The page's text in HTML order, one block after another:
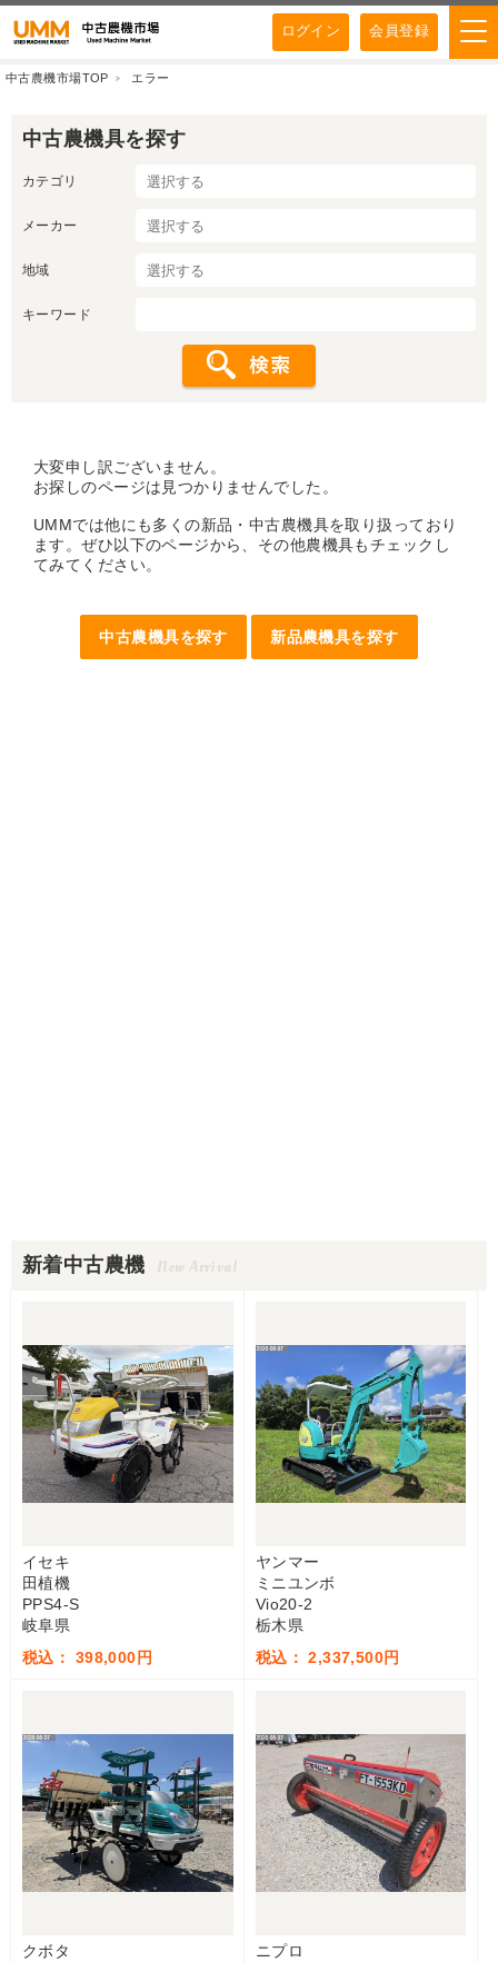
ログイン 会員登録
中古農機市場TOP エラー
中古農機具を探す
カテゴリ
メーカー
地域
キーワード
大変申し訳ございません。
お探しのページは見つかりませんでした。
UMMでは他にも多くの新品・中古農機具を取り扱っており
ます。ぜひ以下のページから、その他農機具もチェックし
てみてください。
中古農機具を探す 新品農機具を探す
新着中古農機 New Arrival
イセキ
田植機
PPS4-S
岐阜県
税込： 398,000円
ヤンマー
ミニユンボ
Vio20-2
栃木県
税込： 2,337,500円
クボタ
ニプロ